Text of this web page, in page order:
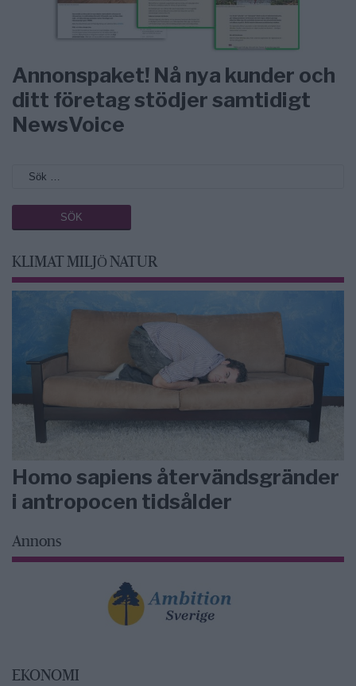
Annonspaket! Nå nya kunder och
ditt företag stödjer samtidigt
NewsVoice
KLIMAT MILJÖ NATUR
Homo sapiens återvändsgränder
i antropocen tidsålder
Annons
EKONOMI